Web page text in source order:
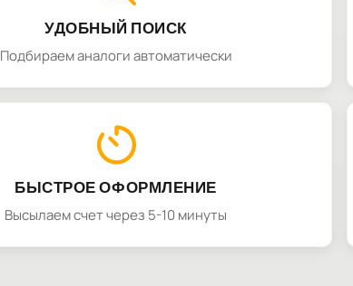
УДОБНЫЙ ПОИСК
Подбираем аналоги автоматически
БЫСТРОЕ ОФОРМЛЕНИЕ
Высылаем счет через 5-10 минуты